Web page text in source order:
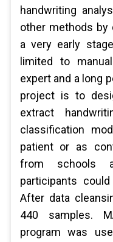
handwriting
other methods by
a very early
limited to
expert and a long
project is to
extract
classification
patient or as
from schools
participants
After data
440 samples.
program was